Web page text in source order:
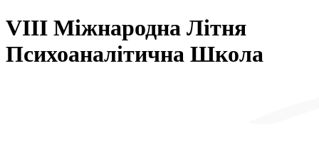
VIII Міжнародна Літня
Психоаналітична Школа